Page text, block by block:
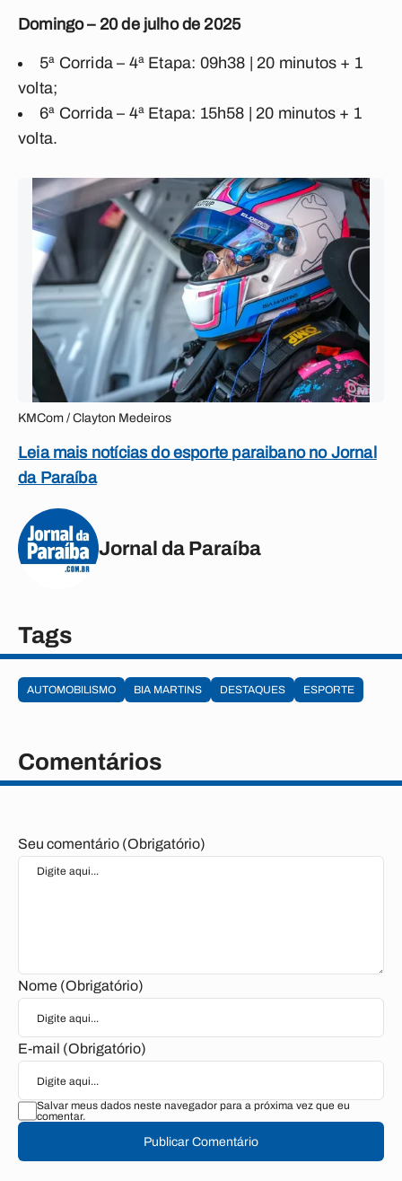
Domingo – 20 de julho de 2025
5ª Corrida – 4ª Etapa: 09h38 | 20 minutos + 1
volta;
6ª Corrida – 4ª Etapa: 15h58 | 20 minutos + 1
volta.
KMCom / Clayton Medeiros
Leia mais notícias do esporte paraibano no Jornal
da Paraíba
Jornal da Paraíba
Tags
AUTOMOBILISMO BIA MARTINS DESTAQUES ESPORTE
Comentários
Seu comentário (Obrigatório)
Nome (Obrigatório)
E-mail (Obrigatório)
Salvar meus dados neste navegador para a próxima vez que eu
comentar.
Publicar Comentário